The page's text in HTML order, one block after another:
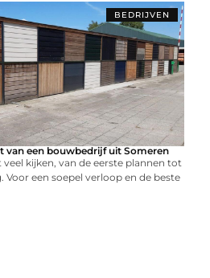
BEDRIJVEN
van een bouwbedrijf uit Someren
kijken, van de eerste plannen tot
Voor een soepel verloop en de beste